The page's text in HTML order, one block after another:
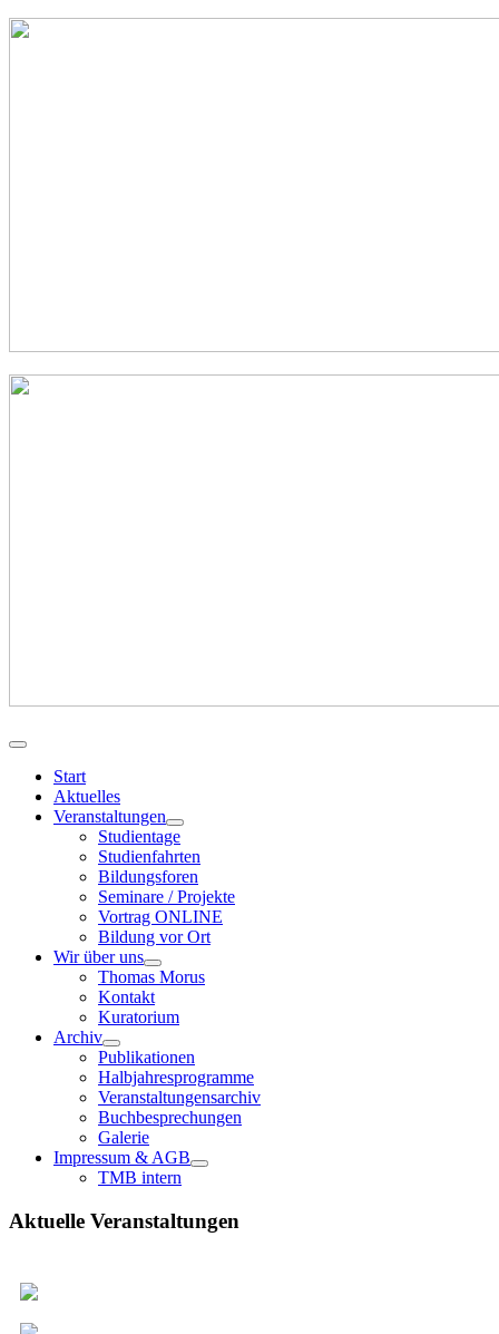
Start
Aktuelles
Veranstaltungen
Studientage
Studienfahrten
Bildungsforen
Seminare / Projekte
Vortrag ONLINE
Bildung vor Ort
Wir über uns
Thomas Morus
Kontakt
Kuratorium
Archiv
Publikationen
Halbjahresprogramme
Veranstaltungensarchiv
Buchbesprechungen
Galerie
Impressum & AGB
TMB intern
Aktuelle Veranstaltungen